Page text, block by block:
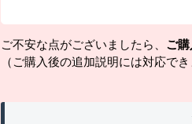
ご不安な点がございましたら、 ご購
（ご購入後の追加説明には対応でき